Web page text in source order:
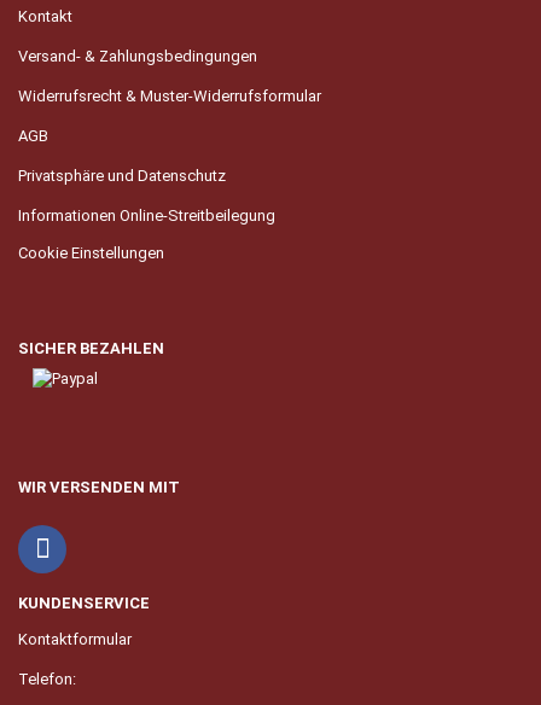
Kontakt
Versand- & Zahlungsbedingungen
Widerrufsrecht & Muster-Widerrufsformular
AGB
Privatsphäre und Datenschutz
Informationen Online-Streitbeilegung
Cookie Einstellungen
SICHER BEZAHLEN
WIR VERSENDEN MIT
KUNDENSERVICE
Kontaktformular
Telefon: